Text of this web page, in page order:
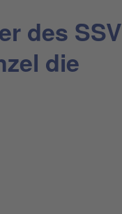
des SSV
die